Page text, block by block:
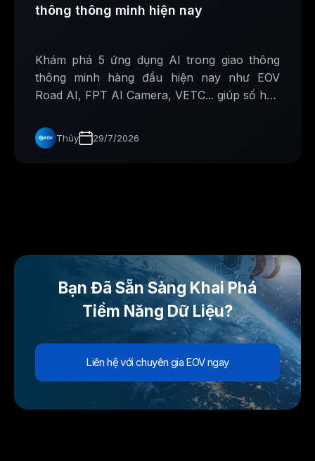
thông thông minh hiện nay
Khám phá 5 ứng dụng AI trong giao thông
thông minh hàng đầu hiện nay như EOV
Road AI, FPT AI Camera, VETC... giúp số hóa
Thủy 29/7/2026
Bạn Đã Sẵn Sàng Khai Phá
Tiềm Năng Dữ Liệu?
Liên hệ với chuyên gia EOV ngay